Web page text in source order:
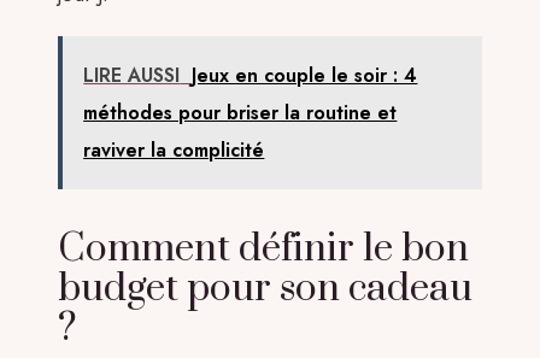
LIRE AUSSI Jeux en couple le soir : 4
méthodes pour briser la routine et
raviver la complicité
Comment définir le bon
budget pour son cadeau
?